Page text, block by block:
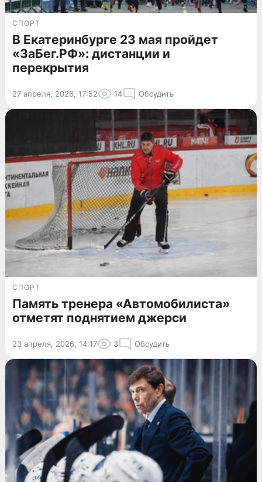
СПОРТ
В Екатеринбурге 23 мая пройдет
«ЗаБег.РФ»: дистанции и
перекрытия
27 апреля, 2026, 17:52 14 Обсудить
СПОРТ
Память тренера «Автомобилиста»
отметят поднятием джерси
23 апреля, 2026, 14:17 3 Обсудить